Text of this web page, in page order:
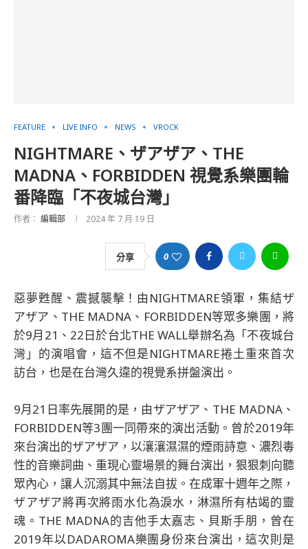
FEATURE LIVE INFO NEWS VROCK
NIGHTMARE、ザアザア、THE
MADNA、FORBIDDEN 視覺系樂團輪
番降臨「不夜城台灣」
作者： 編輯部 2024 年 7 月 19 日
分享 0
惡夢甦醒、震撼襲擊！由NIGHTMARE領軍，集結ザ
アザア、THE MADNA、FORBIDDEN等眾多樂團，將
於9月21、22日於台北THE WALL舉辦名為「不夜城台
灣」的演唱會，這不但是NIGHTMARE捲土重來首次
訪台，也是在台灣久違的視覺系拼盤演出。
9月21日率先展開的是，由ザアザア、THE MADNA、
FORBIDDEN等3團一同帶來的演出活動。曾於2019年
來台演出的ザアザア，以瀼瀼濕濕的煙雨詩意、濃烈毒
性的音樂詞曲、重現心靈場景的舞台演出，狠狠刺向聽
眾內心，讓人沉溺其中無法自拔。在成軍十週年之際，
ザアザア將再次將雨水化為淚水，淋濕所有枯竭的靈
魂。THE MADNA的吉他手太嘉志、貝斯手朋，曾在
2019年以DADAROMA樂團身份來台演出，這次則是